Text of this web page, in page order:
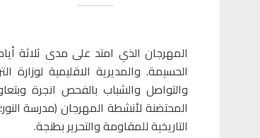
الحسيمة. والمديرية الاقليمية لوزارة
والتواصل والشباب بالفحص انجرة
المحتضنة لأنشطة المهرجان (مدرسة
التاريخية للمقاومة والتحرير بطنجة.